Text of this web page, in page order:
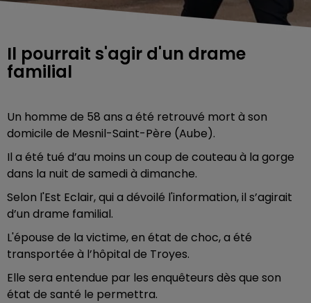
Il pourrait s'agir d'un drame
familial
Un homme de 58 ans a été retrouvé mort à son
domicile de Mesnil-Saint-Père (Aube).
Il a été tué d’au moins un coup de couteau à la gorge
dans la nuit de samedi à dimanche.
Selon l'Est Eclair, qui a dévoilé l'information, il s’agirait
d’un drame familial.
L'épouse de la victime, en état de choc, a été
transportée à l’hôpital de Troyes.
Elle sera entendue par les enquêteurs dès que son
état de santé le permettra.